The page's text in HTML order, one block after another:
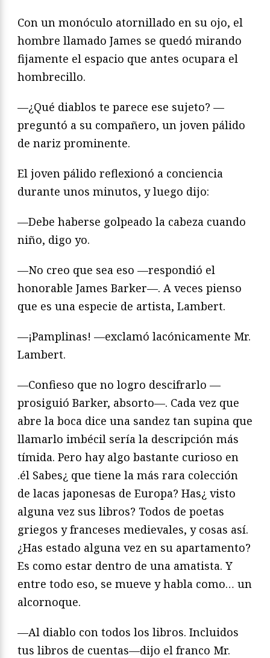
Con un monóculo atornillado en su ojo, el
hombre llamado James se quedó mirando
fijamente el espacio que antes ocupara el
hombrecillo.
—¿Qué diablos te parece ese sujeto? —
preguntó a su compañero, un joven pálido
de nariz prominente.
El joven pálido reflexionó a conciencia
durante unos minutos, y luego dijo:
—Debe haberse golpeado la cabeza cuando
niño, digo yo.
—No creo que sea eso —respondió el
honorable James Barker—. A veces pienso
que es una especie de artista, Lambert.
—¡Pamplinas! —exclamó lacónicamente Mr.
Lambert.
—Confieso que no logro descifrarlo —
prosiguió Barker, absorto—. Cada vez que
abre la boca dice una sandez tan supina que
llamarlo imbécil sería la descripción más
tímida. Pero hay algo bastante curioso en
.él Sabes¿ que tiene la más rara colección
de lacas japonesas de Europa? Has¿ visto
alguna vez sus libros? Todos de poetas
griegos y franceses medievales, y cosas así.
¿Has estado alguna vez en su apartamento?
Es como estar dentro de una amatista. Y
entre todo eso, se mueve y habla como… un
alcornoque.
—Al diablo con todos los libros. Incluidos
tus libros de cuentas—dijo el franco Mr.